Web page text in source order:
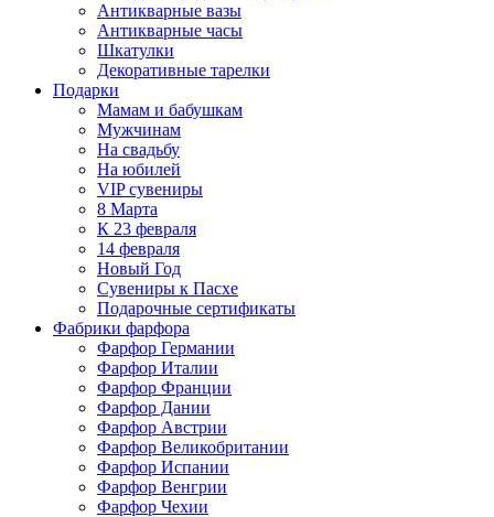
Антикварные вазы
Антикварные часы
Шкатулки
Декоративные тарелки
Подарки
Мамам и бабушкам
Мужчинам
На свадьбу
На юбилей
VIP сувениры
8 Марта
К 23 февраля
14 февраля
Новый Год
Сувениры к Пасхе
Подарочные сертификаты
Фабрики фарфора
Фарфор Германии
Фарфор Италии
Фарфор Франции
Фарфор Дании
Фарфор Австрии
Фарфор Великобритании
Фарфор Испании
Фарфор Венгрии
Фарфор Чехии